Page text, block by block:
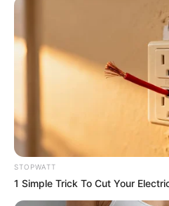
Men 45+ Are Trying This To
STOPWATT
1 Simple Trick To Cut Your